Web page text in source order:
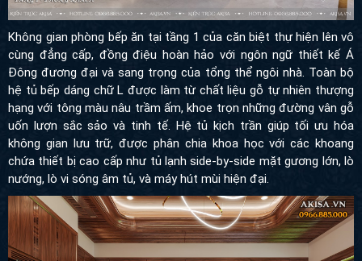
Không gian phòng bếp ăn tại tầng 1 của căn biệt thự hiện lên vô
cùng đẳng cấp, đồng điệu hoàn hảo với ngôn ngữ thiết kế Á
Đông đương đại và sang trọng của tổng thể ngôi nhà. Toàn bộ
hệ tủ bếp dáng chữ L được làm từ chất liệu gỗ tự nhiên thượng
hạng với tông màu nâu trầm ấm, khoe trọn những đường vân gỗ
uốn lượn sắc sảo và tinh tế. Hệ tủ kịch trần giúp tối ưu hóa
không gian lưu trữ, được phân chia khoa học với các khoang
chứa thiết bị cao cấp như tủ lạnh side-by-side mặt gương lớn, lò
nướng, lò vi sóng âm tủ, và máy hút mùi hiện đại.